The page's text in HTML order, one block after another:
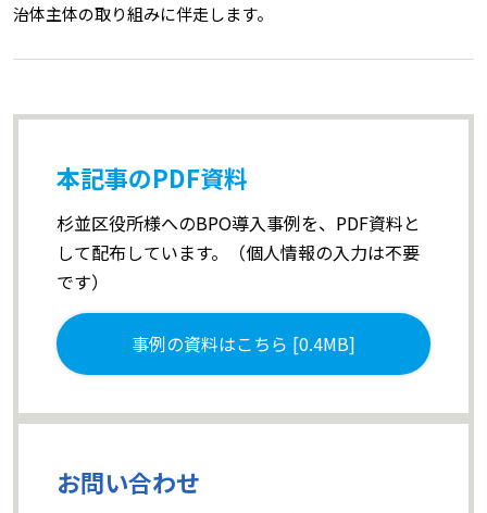
治体主体の取り組みに伴走します。​
本記事のPDF資料
杉並区役所様へのBPO導入事例を、PDF資料と
して配布しています。（個人情報の入力は不要
です）
事例の資料はこちら [0.4MB]
お問い合わせ